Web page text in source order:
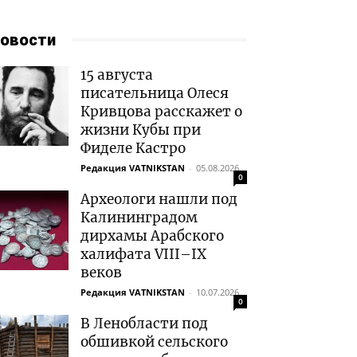
15 августа
писательница Олеся
Кривцова расскажет о
жизни Кубы при
Фиделе Кастро
Редакция VATNIKSTAN - 05.08.2026
0
Археологи нашли под
Калининградом
дирхамы Арабского
халифата VIII–IX
веков
Редакция VATNIKSTAN - 10.07.2026
0
В Ленобласти под
обшивкой сельского